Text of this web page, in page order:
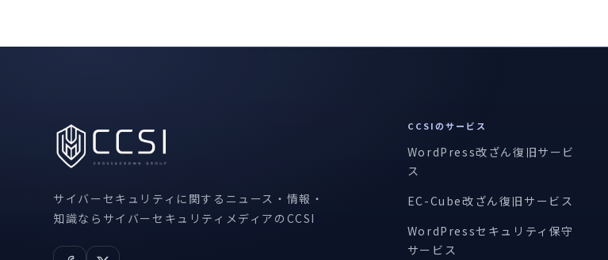
サイバーセキュリティに関するニュース・情報・
知識ならサイバーセキュリティメディアのCCSI
CCSIのサービス
WordPress改ざん復旧サービ
ス
EC-Cube改ざん復旧サービス
WordPressセキュリティ保守
サービス